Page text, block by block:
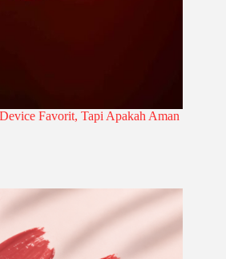
Favorit, Tapi Apakah Aman